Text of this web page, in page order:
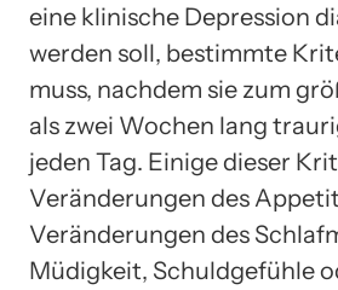
eine klinische Depression
werden soll, bestimmte
muss, nachdem sie zum
als zwei Wochen lang
jeden Tag. Einige dieser
Veränderungen des
Veränderungen des
Müdigkeit, Schuldgefühle